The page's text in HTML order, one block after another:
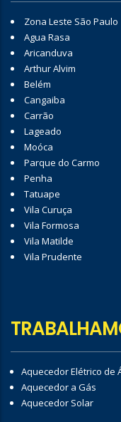
Zona Leste São Paulo
Agua Rasa
Aricanduva
Arthur Alvim
Belém
Cangaiba
Carrão
Lageado
Moóca
Parque do Carmo
Penha
Tatuape
Vila Curuça
Vila Formosa
Vila Matilde
Vila Prudente
Aquecedor Elétrico de
Aquecedor a Gás
Aquecedor Solar